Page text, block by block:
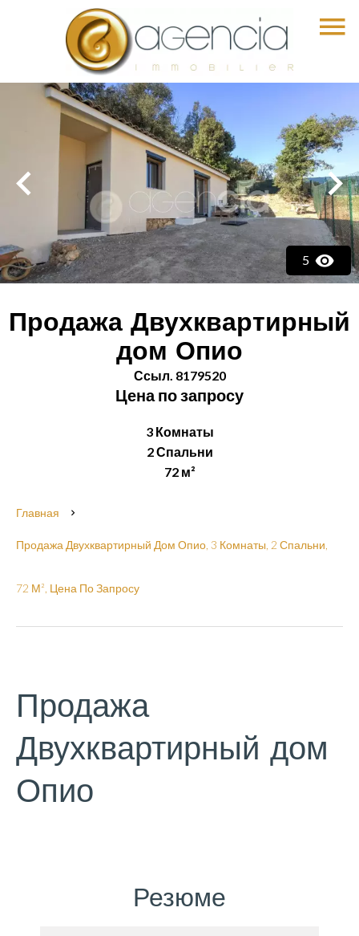
5
Продажа Двухквартирный
дом Опио
Ссыл. 8179520
Цена по запросу
3 Комнаты
2 Спальни
72 м²
Главная
Продажа Двухквартирный Дом Опио, 3 Комнаты, 2 Спальни,
72 М², Цена По Запросу
Продажа
Двухквартирный дом
Опио
Резюме